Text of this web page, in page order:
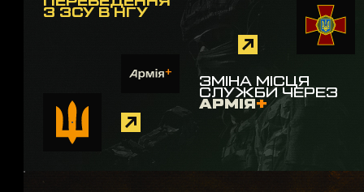
З ЗСУ В НГУ
ЗМІНА МІСЦЯ
СЛУЖБИ ЧЕРЕЗ
АРМІЯ +